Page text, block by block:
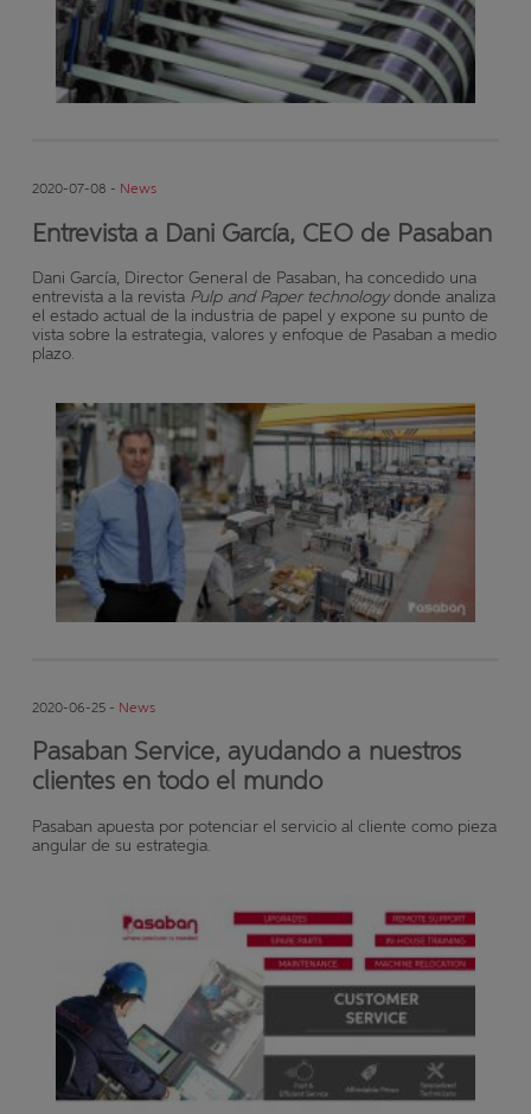
2020-07-08 - News
Entrevista a Dani García, CEO de Pasaban
Dani García, Director General de Pasaban, ha concedido una
entrevista a la revista Pulp and Paper technologydonde analiza
el estado actual de la industria de papel y expone su punto de
vista sobre la estrategia, valores y enfoque de Pasaban a medio
plazo.
2020-06-25 - News
Pasaban Service, ayudando a nuestros
clientes en todo el mundo
Pasaban apuesta por potenciar el servicio al cliente como pieza
angular de su estrategia.